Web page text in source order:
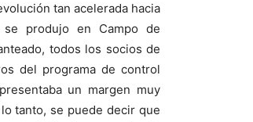
tan acelerada hacia
produjo en Campo de
todos los socios de
del programa de control
un margen muy
tanto, se puede decir que